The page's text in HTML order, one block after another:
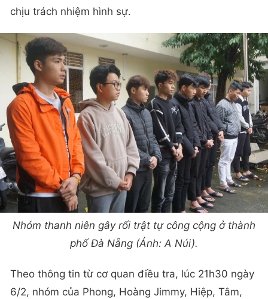
chịu trách nhiệm hình sự.
Nhóm thanh niên gây rối trật tự công cộng ở thành
phố Đà Nẵng (Ảnh: A Núi).
Theo thông tin từ cơ quan điều tra, lúc 21h30 ngày
6/2, nhóm của Phong, Hoàng Jimmy, Hiệp, Tâm,